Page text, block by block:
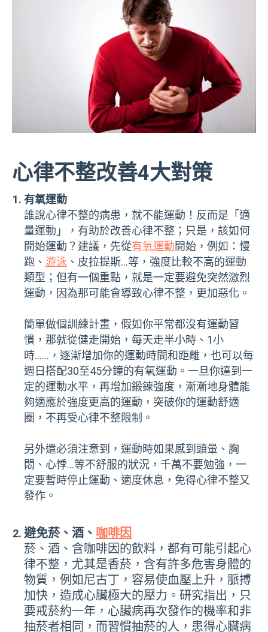
心律不整改善4大對策
有氧運動
誰說心律不整的病患，就不能運動！反而是「適
量運動」，有助於改善心律不整；只是，該如何
開始運動？建議，先從有氧運動開始， 例如：慢
跑、 游泳 、皮拉提斯…等，強度比較不高的運動
類型；但有一個重點，就是一定要避免突然激烈
運動，因為那可能會導致心律不整，更加惡化。
簡單做個訓練計畫，假如你平常都沒有運動習
慣，那就從健走開始，每天走半小時、1小
時……，逐漸增加你的運動時間和距離，也可以每
週日搭配30至45分鐘的有氧運動。一旦你達到一
定的運動水平，再增加鍛鍊強度，漸漸地身體能
夠適應於強度更高的運動，突破你的運動舒適
圈，不再受心律不整限制。
另外還必須注意到，運動時如果感到頭暈、胸
悶、心悸…等不舒服的狀況，千萬不要勉強，一
定要暫時停止運動、適度休息，免得心律不整又
發作。
避免菸、酒、 咖啡因
菸、酒、含咖啡因的飲料，都有可能引起心
律不整，尤其是香菸，含有許多危害身體的
物質，例如尼古丁，容易使血壓上升，脈搏
加快，造成心臟極大的壓力。研究指出，只
要戒菸約一年，心臟病再次發作的機率和非
抽菸者相同，而習慣抽菸的人，患得心臟病